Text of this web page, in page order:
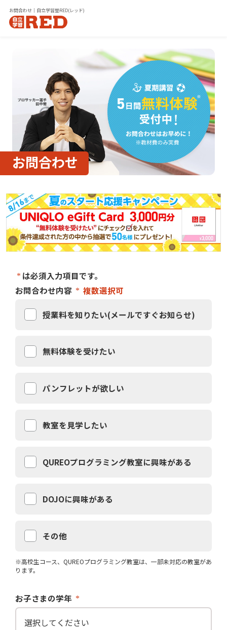
お問合わせ｜自立学習塾RED(レッド)
お問合わせ
は必須入力項目です。
お問合わせ内容
複数選択可
授業料を知りたい(メールですぐお知らせ)
無料体験を受けたい
パンフレットが欲しい
教室を見学したい
QUREOプログラミング教室に興味がある
DOJOに興味がある
その他
※高校生コース、QUREOプログラミング教室は、一部未対応の教室があ
ります。
お子さまの学年